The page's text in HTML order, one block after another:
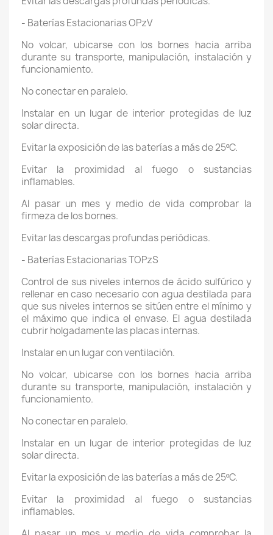
- Baterías Estacionarias OPzV
No volcar, ubicarse con los bornes hacia arriba
durante su transporte, manipulación, instalación y
funcionamiento.
No conectar en paralelo.
Instalar en un lugar de interior protegidas de luz
solar directa.
Evitar la exposición de las baterías a más de 25ºC.
Evitar la proximidad al fuego o sustancias
inflamables.
Al pasar un mes y medio de vida comprobar la
firmeza de los bornes.
Evitar las descargas profundas periódicas.
- Baterías Estacionarias TOPzS
Control de sus niveles internos de ácido sulfúrico y
rellenar en caso necesario con agua destilada para
que sus niveles internos se sitúen entre el mínimo y
el máximo que indica el envase. El agua destilada
cubrir holgadamente las placas internas.
Instalar en un lugar con ventilación.
No volcar, ubicarse con los bornes hacia arriba
durante su transporte, manipulación, instalación y
funcionamiento.
No conectar en paralelo.
Instalar en un lugar de interior protegidas de luz
solar directa.
Evitar la exposición de las baterías a más de 25ºC.
Evitar la proximidad al fuego o sustancias
inflamables.